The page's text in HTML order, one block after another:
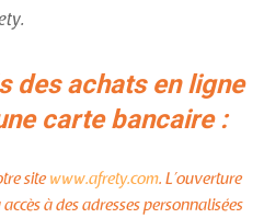
des achats en ligne
carte bancaire :
site www.afrety.com. L’ouverture
à des adresses personnalisées